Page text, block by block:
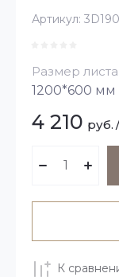
Артикул:
Размер листа
1200*600 мм
4 210 руб. /
К